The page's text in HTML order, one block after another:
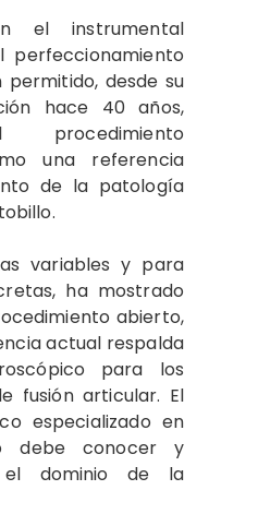
el instrumental
desde su
hace 40 años,
procedimiento
una referencia
de la patología
variables y para
ha mostrado
abierto,
actual respalda
para los
fusión articular. El
especializado en
conocer y
el dominio de la